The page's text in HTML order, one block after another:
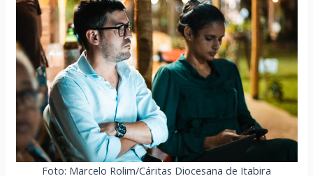
Foto: Marcelo Rolim/Cáritas Diocesana de Itabira